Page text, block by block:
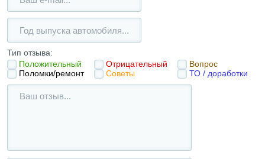
Тип отзыва:
Положительный
Отрицательный
Вопрос
Поломки/ремонт
Советы ТО / доработки